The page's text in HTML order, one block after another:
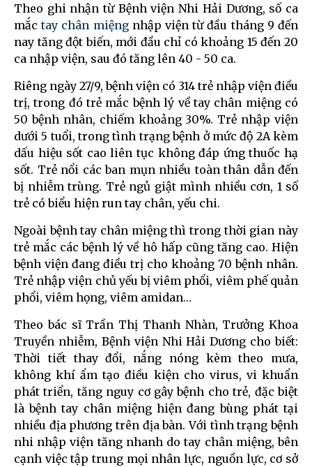
Theo ghi nhận từ Bệnh viện Nhi Hải Dương, số ca
mắctay chân miệngnhập viện từ đầu tháng 9 đến
nay tăng đột biến, mới đầu chỉ có khoảng 15 đến 20
ca nhập viện, sau đó tăng lên 40 - 50 ca.
Riêng ngày 27/9, bệnh viện có 314 trẻ nhập viện điều
trị, trong đó trẻ mắc bệnh lý về tay chân miệng có
50 bệnh nhân, chiếm khoảng 30%. Trẻ nhập viện
dưới 5 tuổi, trong tình trạng bệnh ở mức độ 2A kèm
dấu hiệu sốt cao liên tục không đáp ứng thuốc hạ
sốt. Trẻ nổi các ban mụn nhiều toàn thân dẫn đến
bị nhiễm trùng. Trẻ ngủ giật mình nhiều cơn, 1 số
trẻ có biểu hiện run tay chân, yếu chi.
Ngoài bệnh tay chân miệng thì trong thời gian này
trẻ mắc các bệnh lý về hô hấp cũng tăng cao. Hiện
bệnh viện đang điều trị cho khoảng 70 bệnh nhân.
Trẻ nhập viện chủ yếu bị viêm phổi, viêm phế quản
phổi, viêm họng, viêm amidan…
Theo bác sĩ Trần Thị Thanh Nhàn, Trưởng Khoa
Truyền nhiễm, Bệnh viện Nhi Hải Dương cho biết:
Thời tiết thay đổi, nắng nóng kèm theo mưa,
không khí ẩm tạo điều kiện cho virus, vi khuẩn
phát triển, tăng nguy cơ gây bệnh cho trẻ, đặc biệt
là bệnh tay chân miệng hiện đang bùng phát tại
nhiều địa phương trên địa bàn. Với tình trạng bệnh
nhi nhập viện tăng nhanh do tay chân miệng, bên
cạnh việc tập trung mọi nhân lực, nguồn lực, cơ sở